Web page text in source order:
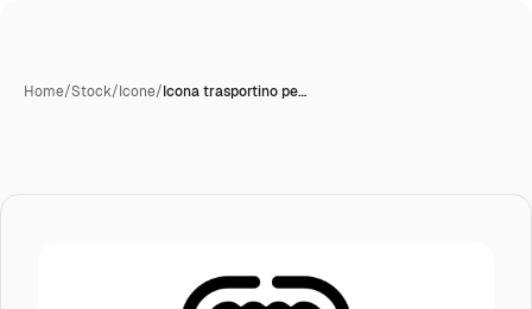
Home/Stock/Icone/Icona trasportino pe…